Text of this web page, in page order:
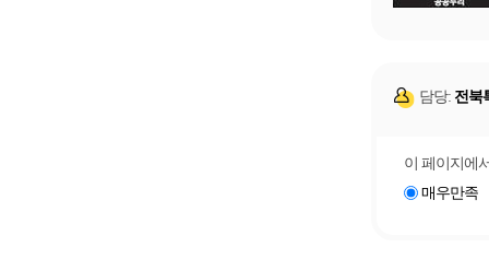
담당: 전북
이 페이지에
매우만족